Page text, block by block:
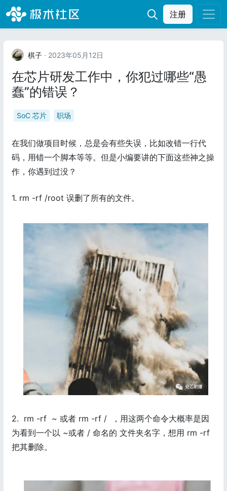
注册
棋子 · 2023年05月12日
在芯片研发工作中，你犯过哪些“愚
蠢”的错误？
SoC 芯片 职场
在我们做项目时候，总是会有些失误，比如改错一行代
码，用错一个脚本等等。但是小编要讲的下面这些神之操
作，你遇到过没？
1. rm -rf /root 误删了所有的文件。
2. rm -rf ~ 或者 rm -rf / ，用这两个命令大概率是因
为看到一个以 ~或者 / 命名的 文件夹名字，想用 rm -rf
把其删除。